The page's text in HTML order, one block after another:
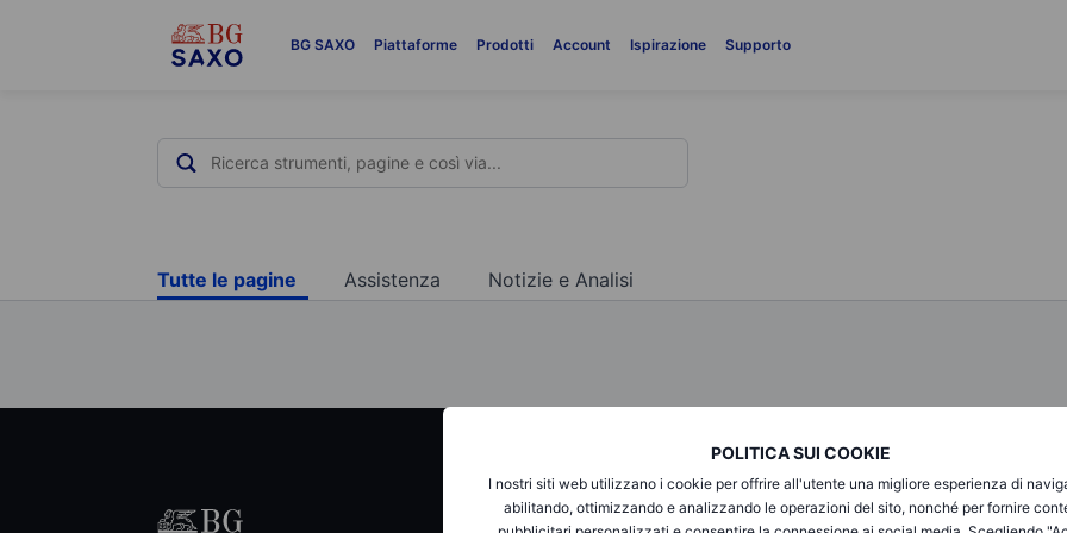
BG SAXO Piattaforme Prodotti Account Ispirazione Supporto
POLITICA SUI COOKIE
I nostri siti web utilizzano i cookie per offrire all'utente una migliore esperienza di
abilitando, ottimizzando e analizzando le operazioni del sito, nonché per fornire
Tutte le pagine Assistenza Notizie e Analisi
Prodotti e prezzi Piattaforme